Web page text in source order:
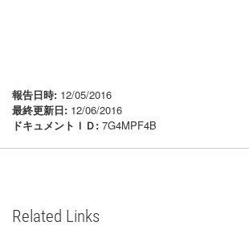
報告日時: 12/05/2016
最終更新日: 12/06/2016
ドキュメントＩＤ: 7G4MPF4B
Related Links